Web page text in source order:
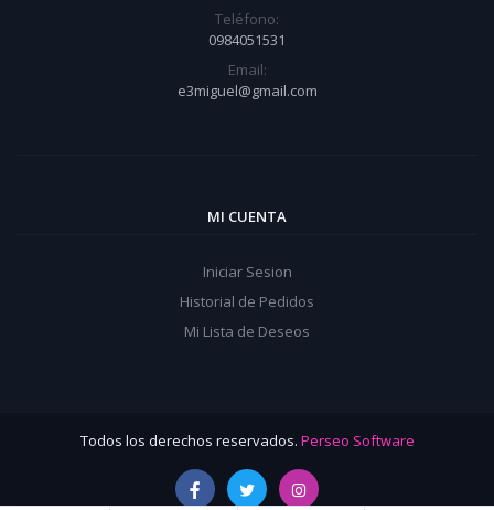
Teléfono:
0984051531
Email:
e3miguel@gmail.com
MI CUENTA
Iniciar Sesion
Historial de Pedidos
Mi Lista de Deseos
Todos los derechos reservados. Perseo Software